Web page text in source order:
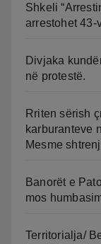
Shkeli
arrestohet 43-
Divjaka
në protestë.
Rriten sërish
karburanteve
Mesme
Banorët e
mos
Territorialja/